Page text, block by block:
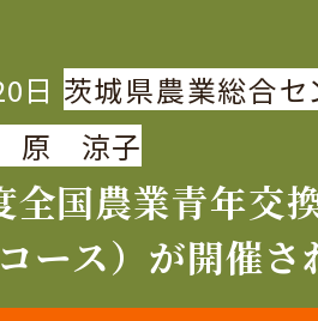
日 茨城県農業総合セ
原 涼子
全国農業青年交
ース）が開催さ